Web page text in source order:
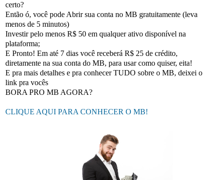
certo?
Então ó, você pode Abrir sua conta no MB gratuitamente (leva
menos de 5 minutos)
Investir pelo menos R$ 50 em qualquer ativo disponível na
plataforma;
E Pronto! Em até 7 dias você receberá R$ 25 de crédito,
diretamente na sua conta do MB, para usar como quiser, eita!
E pra mais detalhes e pra conhecer TUDO sobre o MB, deixei o
link pra vocês
BORA PRO MB AGORA?
CLIQUE AQUI PARA CONHECER O MB!